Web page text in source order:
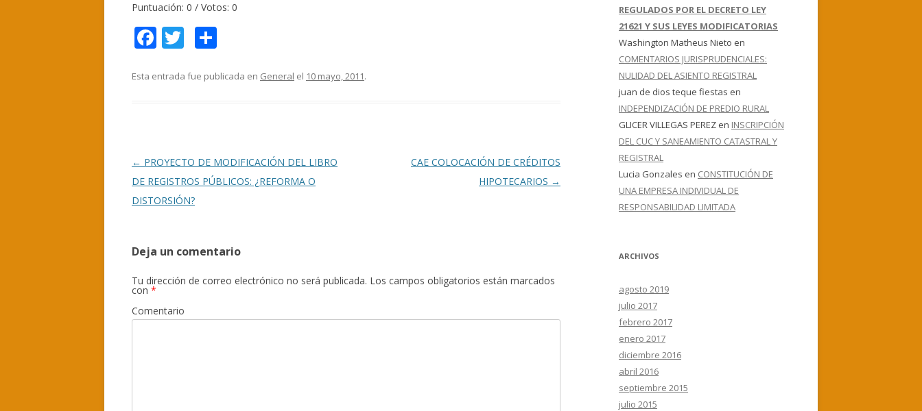
Puntuación: 0 / Votos: 0
F
e
k
T
itt m
r
Esta entrada fue publicada en General el 10 mayo, 2011.
Navegación
de
entradas
← PROYECTO DE MODIFICACIÓN DEL LIBRO
DE REGISTROS PÚBLICOS: ¿REFORMA O
DISTORSIÓN?
CAE COLOCACIÓN DE CRÉDITOS
HIPOTECARIOS →
Deja un comentario
Tu dirección de correo electrónico no será publicada. Los campos obligatorios están marcados
con *
Comentario
REGULADOS POR EL DECRETO LEY
21621 Y SUS LEYES MODIFICATORIAS
Washington Matheus Nieto en
COMENTARIOS JURISPRUDENCIALES:
NULIDAD DEL ASIENTO REGISTRAL
juan de dios teque fiestas en
INDEPENDIZACIÓN DE PREDIO RURAL
GLICER VILLEGAS PEREZ en INSCRIPCIÓN
DEL CUC Y SANEAMIENTO CATASTRAL Y
REGISTRAL
Lucia Gonzales en CONSTITUCIÓN DE
UNA EMPRESA INDIVIDUAL DE
RESPONSABILIDAD LIMITADA
ARCHIVOS
agosto 2019
julio 2017
febrero 2017
enero 2017
diciembre 2016
abril 2016
septiembre 2015
julio 2015